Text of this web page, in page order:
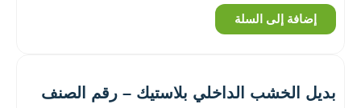
إضافة إلى السلة
بديل الخشب الداخلي بلاستيك – رقم الصنف